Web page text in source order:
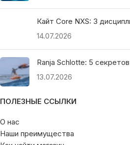
Кайт Core NXS: 3
14.07.2026
Ranja Schlotte: 5
13.07.2026
ПОЛЕЗНЫЕ ССЫЛКИ
О нас
Наши преимущества